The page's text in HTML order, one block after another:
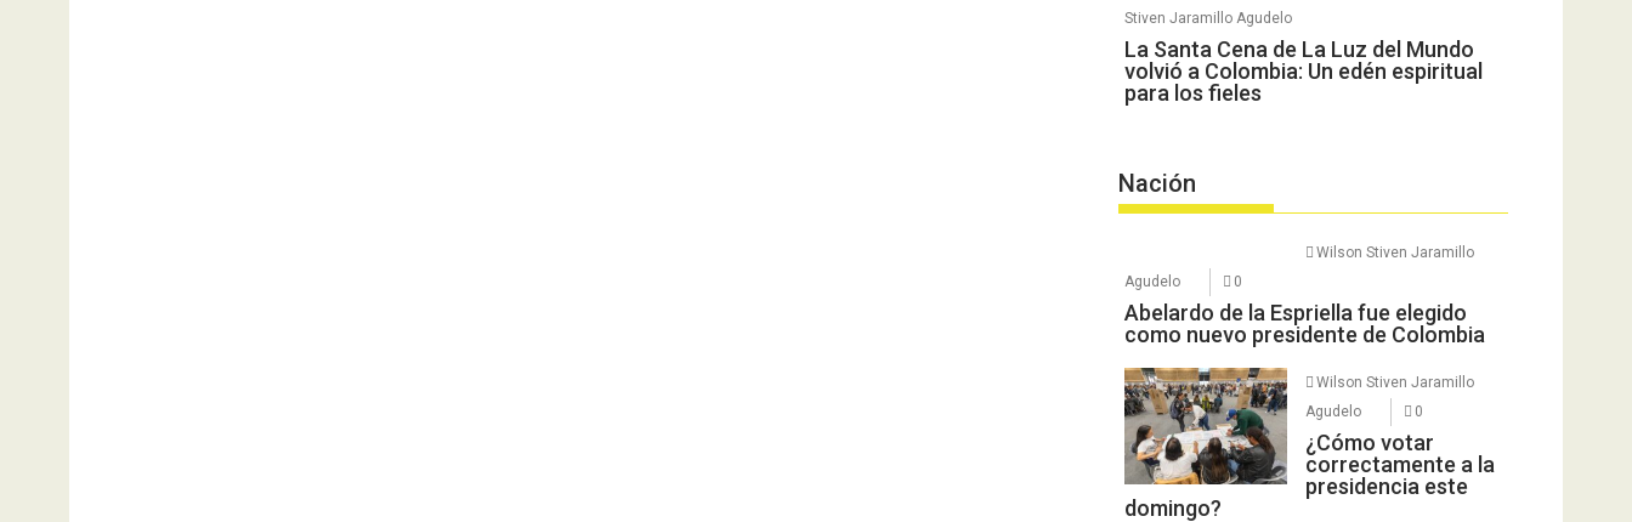
Stiven Jaramillo Agudelo
La Santa Cena de La Luz del Mundo
volvió a Colombia: Un edén espiritual
para los fieles
Nación
Wilson Stiven Jaramillo
Agudelo
0
Abelardo de la Espriella fue elegido
como nuevo presidente de Colombia
Wilson Stiven Jaramillo
Agudelo
0
¿Cómo votar
correctamente a la
presidencia este
domingo?